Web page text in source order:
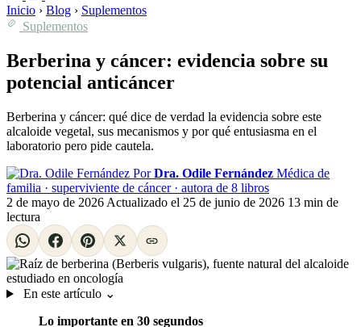
Inicio › Blog › Suplementos
Suplementos
Berberina y cáncer: evidencia sobre su
potencial anticáncer
Berberina y cáncer: qué dice de verdad la evidencia sobre este
alcaloide vegetal, sus mecanismos y por qué entusiasma en el
laboratorio pero pide cautela.
Por Dra. Odile Fernández Médica de
familia · superviviente de cáncer · autora de 8 libros
2 de mayo de 2026 Actualizado el 25 de junio de 2026 13 min de
lectura
En este artículo ⌄
Lo importante en 30 segundos